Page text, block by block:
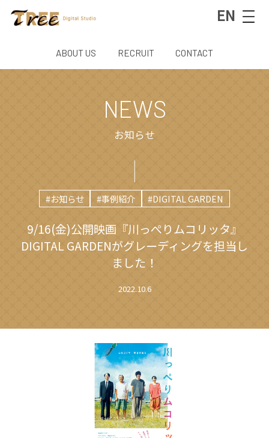
EN
ABOUT US RECRUIT CONTACT
NEWS
お知らせ
#お知らせ #事例紹介 #DIGITAL GARDEN
9/16(金)公開映画『川っぺりムコリッタ』
DIGITAL GARDENがグレーディングを担当し
ました！
2022.10.6